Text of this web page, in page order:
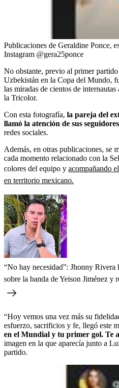
Publicaciones de Geraldine Ponce,
Instagram @gera25ponce
No obstante, previo al primer
Uzbekistán en la Copa del Mundo,
las miradas de cientos de
la Tricolor.
Con esta fotografía, la pareja del
llamó la atención de sus
redes sociales.
Además, en otras publicaciones, se
cada momento relacionado con la
colores del equipo y acompañando
en territorio mexicano.
“No hay necesidad”: Jhonny Rivera
sobre la banda de Yeison Jiménez y
“Hoy vemos una vez más su
esfuerzo, sacrificios y fe, llegó este
en el Mundial y tu primer gol. Te
imagen en la que aparecía junto a
partido.